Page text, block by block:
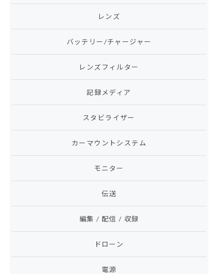
レンズ
バッテリー/チャージャー
レンズフィルター
記録メディア
スタビライザー
カーマウントシステム
モニター
伝送
編集 / 配信 / 収録
ドローン
電源